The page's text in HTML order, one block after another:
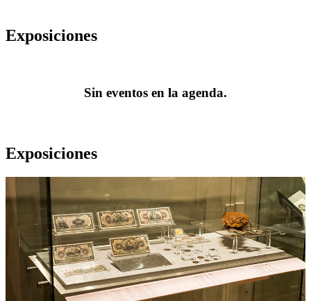
Exposiciones
Sin eventos en la agenda.
Exposiciones